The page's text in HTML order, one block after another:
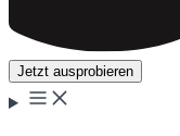
Jetzt ausprobieren